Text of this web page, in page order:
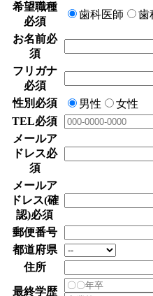
希望職種
必須
歯科医師 歯
お名前必
須
フリガナ
必須
性別 必須 男性
女性
TEL必須
メールア
ドレス必
須
メールア
ドレス(確
認)必須
郵便番号
都道府県
住所
最終学歴